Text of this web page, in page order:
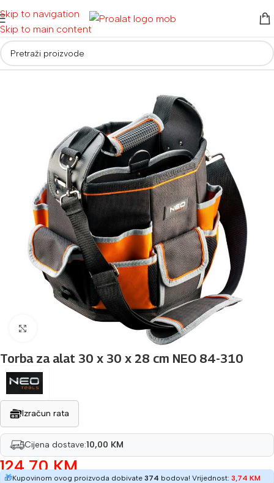
Skip to navigation
Skip to main content
Početna/ Ručni alati i oprema
Torba za alat 30 x 30 x 28 cm NEO 84-310
Izračun rata
Cijena dostave:10,00 KM
124,70KM
🎁Kupovinom ovog proizvoda dobivate 374 bodova! Vrijednost: 3,74 KM